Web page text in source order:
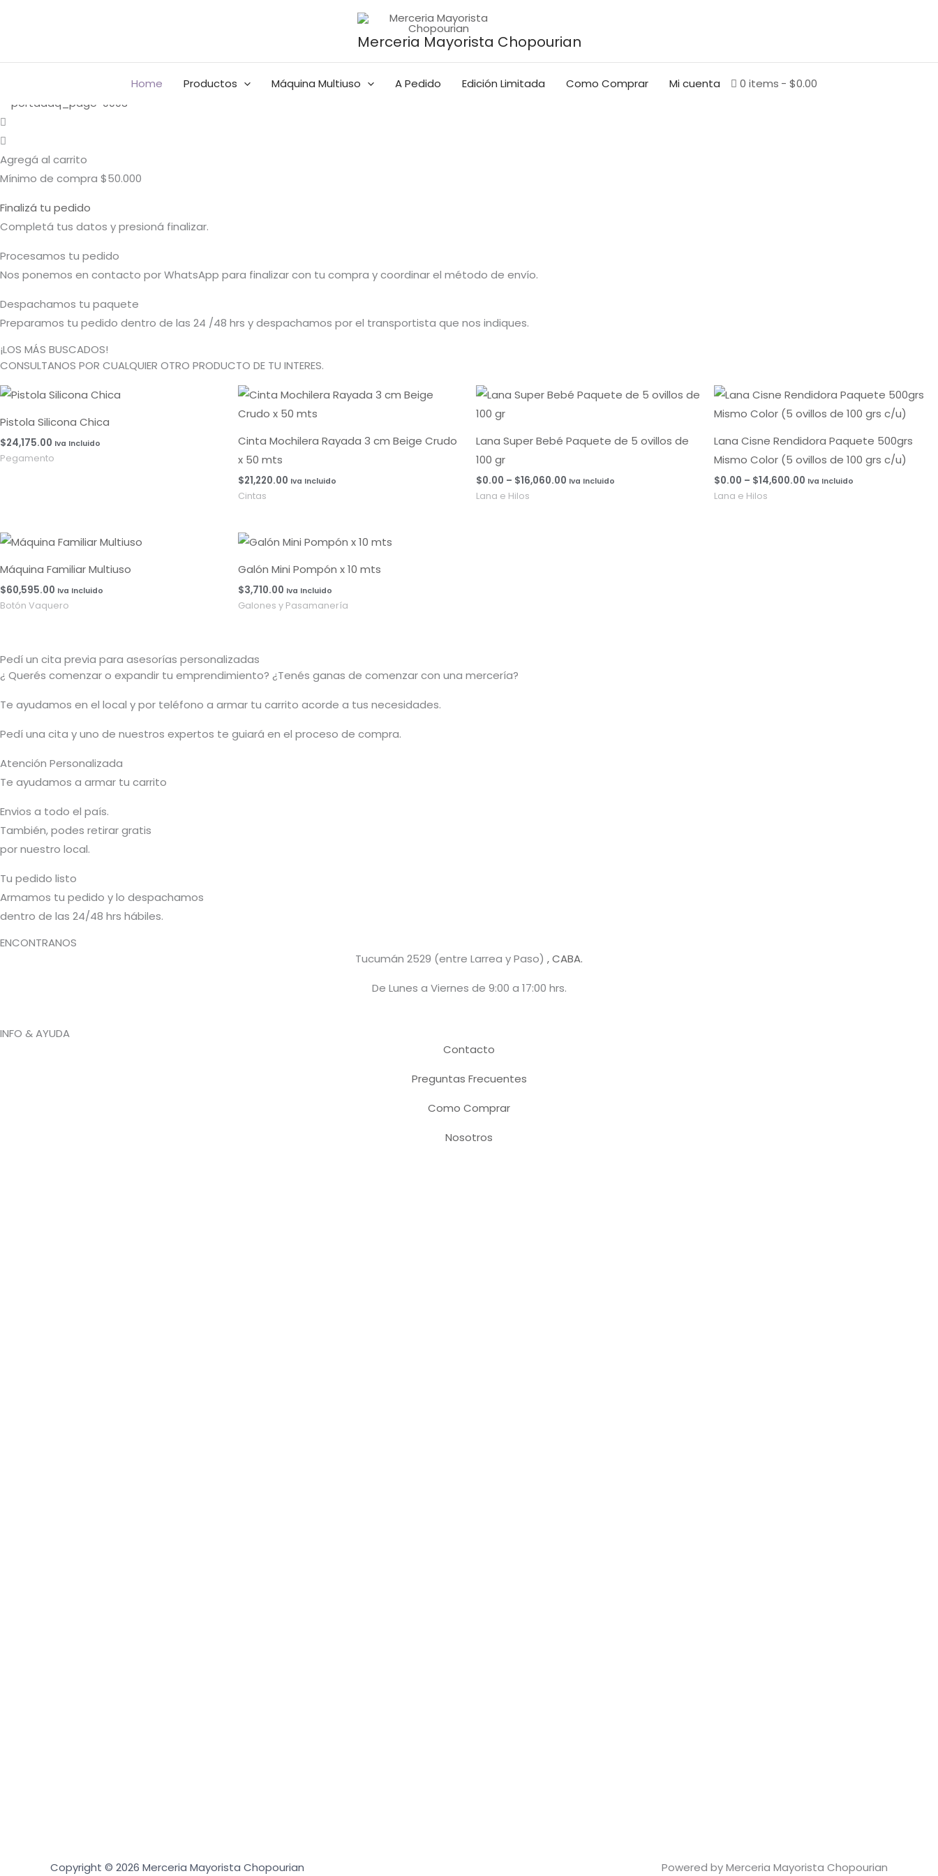
Merceria Mayorista Chopourian
Home Productos Máquina Multiuso A Pedido Edición Limitada Como Comprar Mi cuenta 0 items $0.00
Agregá al carrito
Mínimo de compra $50.000
Finalizá tu pedido
Completá tus datos y presioná finalizar.
Procesamos tu pedido
Nos ponemos en contacto por WhatsApp para finalizar con tu compra y coordinar el método de envío.
Despachamos tu paquete
Preparamos tu pedido dentro de las 24 /48 hrs y despachamos por el transportista que nos indiques.
¡LOS MÁS BUSCADOS!
CONSULTANOS POR CUALQUIER OTRO PRODUCTO DE TU INTERES.
Pistola Silicona Chica
$24,175.00 Iva Incluido
Pegamento
Cinta Mochilera Rayada 3 cm Beige Crudo
x 50 mts
$21,220.00 Iva Incluido
Cintas
Lana Super Bebé Paquete de 5 ovillos de
100 gr
$0.00 – $16,060.00
Rango
de
$0.00
hasta
Iva Incluido
Lana e Hilos
Lana Cisne Rendidora Paquete 500grs
Mismo Color (5 ovillos de 100 grs c/u)
$0.00 – $14,600.00
Rango
de
precios:
$0.00
$14,600.00
Iva Incluido
Lana e Hilos
Máquina Familiar Multiuso
$60,595.00 Iva Incluido
Botón Vaquero
Galón Mini Pompón x 10 mts
$3,710.00 Iva Incluido
Galones y Pasamanería
Pedí un cita previa para asesorías personalizadas
¿ Querés comenzar o expandir tu emprendimiento? ¿Tenés ganas de comenzar con una mercería?
Te ayudamos en el local y por teléfono a armar tu carrito acorde a tus necesidades.
Pedí una cita y uno de nuestros expertos te guiará en el proceso de compra.
Atención Personalizada
Te ayudamos a armar tu carrito
Envios a todo el país.
También, podes retirar gratis
por nuestro local.
Tu pedido listo
Armamos tu pedido y lo despachamos
dentro de las 24/48 hrs hábiles.
ENCONTRANOS
Tucumán 2529 (entre Larrea y Paso) , CABA.
De Lunes a Viernes de 9:00 a 17:00 hrs.
INFO & AYUDA
Contacto
Preguntas Frecuentes
Como Comprar
Nosotros
Copyright © 2026 Merceria Mayorista Chopourian Powered by Merceria Mayorista Chopourian